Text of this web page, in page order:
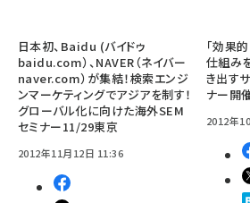
日本初、Baidu (バイドゥ
baidu.com）、NAVER（ネイバー
naver.com）が集結！検索エンジ
ンマーケティングでアジアを制す！
グローバル化に向けた海外SEM
セミナー11/29東京
2012年11月12日 11:36
「効果
仕組み
き出す
ナー開
2012年